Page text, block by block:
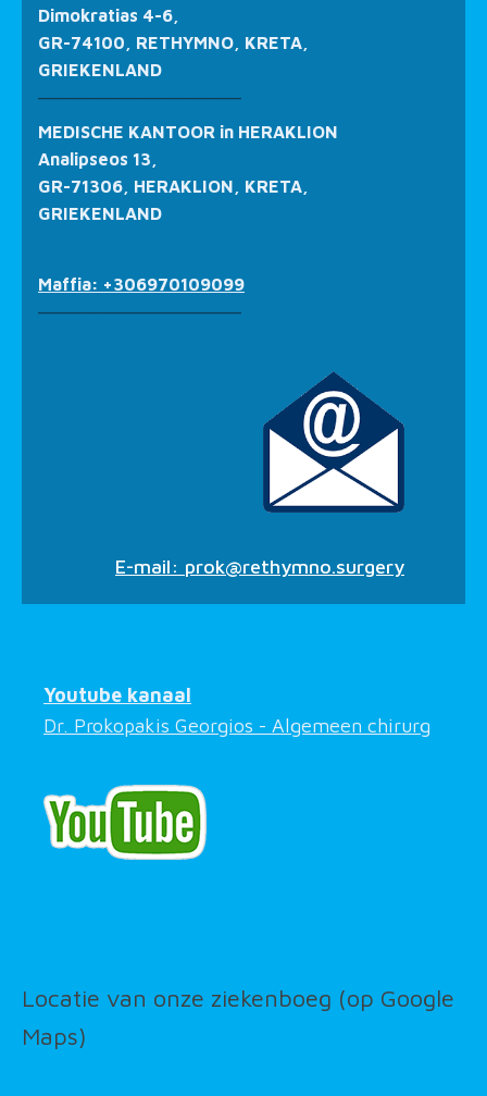
Dimokratias 4-6,
GR-74100, RETHYMNO, KRETA,
GRIEKENLAND
MEDISCHE KANTOOR in HERAKLION
Analipseos 13,
GR-71306, HERAKLION, KRETA,
GRIEKENLAND
Maffia: +306970109099
E-mail: prok@rethymno.surgery
Youtube kanaal
Dr. Prokopakis Georgios - Algemeen chirurg
Locatie van onze ziekenboeg (op Google
Maps)